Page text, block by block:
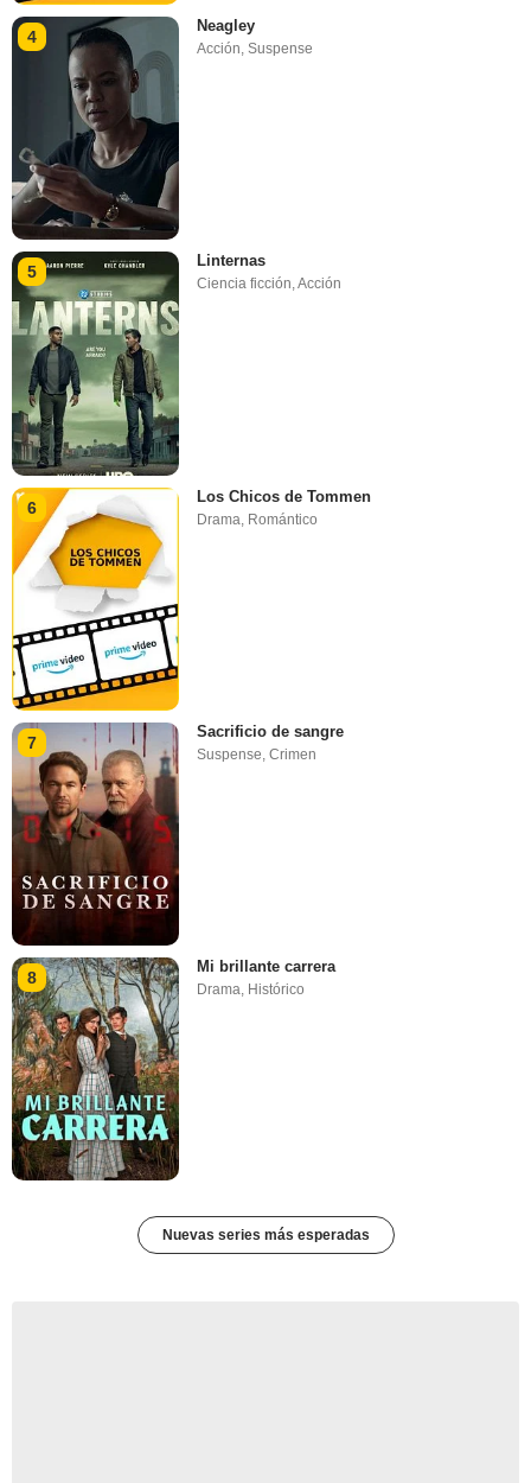
4
Neagley
Acción,Suspense
5
Linternas
Ciencia ficción,Acción
6
Los Chicos de Tommen
Drama Romántico
7
Sacrificio de sangre
Suspense,Crimen
8
Mi brillante carrera
Drama, Histórico
Nuevas series más esperadas